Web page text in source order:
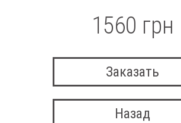
1560 грн
Заказать
Назад